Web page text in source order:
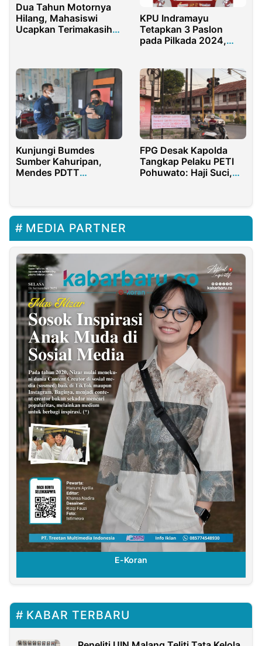
Dua Tahun Motornya
Hilang, Mahasiswi
Ucapkan Terimakasih
KPU Indramayu
Tetapkan 3 Paslon
pada Pilkada 2024,
Kunjungi Bumdes
Sumber Kahuripan,
Mendes PDTT
FPG Desak Kapolda
Tangkap Pelaku PETI
Pohuwato: Haji Suci,
MEDIA PARTNER
E-Koran
KABAR TERBARU